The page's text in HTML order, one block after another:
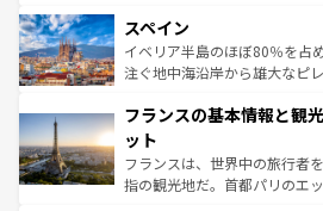
ろん、トスカーナの美しい田
景など、自然景観も見逃せな
ピザやパスタなど、絶品のイ
ませてくれるイタリアで、忘
なお、新着のイタリア情報は
しい。
スペイン
イベリア半島のほぼ80％を占
注ぐ地中海沿岸から雄大なピ
文化が根付くこの国では、情
れる闘牛、そして美味しいタ
る。首都マドリードの洗練さ
アートに溢れた街角から、地
フランスの基本情報と観
ット
フランスは、世界中の旅行者
指の観光地だ。首都パリのエ